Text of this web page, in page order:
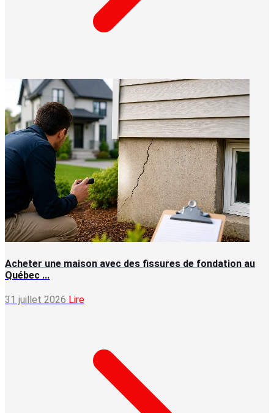
Acheter une maison avec des fissures de fondation au
Québec ...
31 juillet 2026 Lire